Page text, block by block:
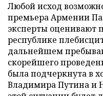
Любой исход
премьера Армении
эксперты оценивают
республике
дальнейшем
скорейшего
была подчеркнута в
Владимира Путина и